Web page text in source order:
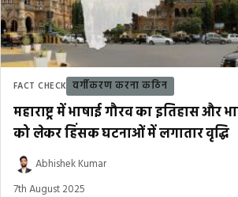
FACT CHECK वर्गीकरण करना कठिन
महाराष्ट्र में भाषाई गौरव का इतिहास और
को लेकर हिंसक घटनाओं में लगातार वृद्धि
Abhishek Kumar
7th August 2025